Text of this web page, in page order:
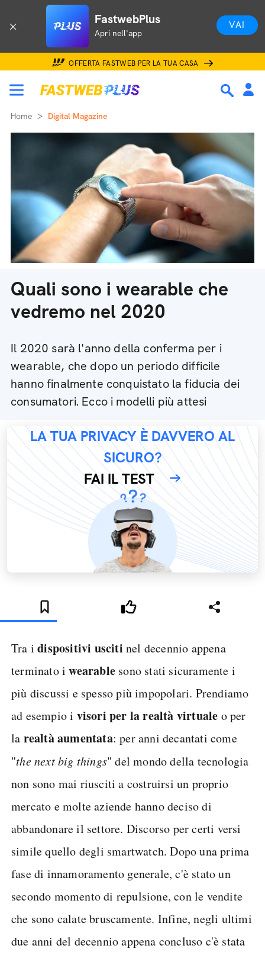
FastwebPlus
Apri nell'app
VAI
OFFERTA FASTWEB PER LA TUA CASA
Home Digital Magazine
Quali sono i wearable che
vedremo nel 2020
Il 2020 sarà l'anno della conferma per i
wearable, che dopo un periodo difficile
hanno finalmente conquistato la fiducia dei
consumatori. Ecco i modelli più attesi
LA TUA PRIVACY È DAVVERO AL
SICURO?
FAI IL TEST
Tra idispositivi usciti nel decennio appena
terminato iwearable sono stati sicuramente i
più discussi e spesso più impopolari. Prendiamo
ad esempio i visori per la realtà virtuale o per
la realtà aumentata: per anni decantati come
"the next big things" del mondo della tecnologia
non sono mai riusciti a costruirsi un proprio
mercato e molte aziende hanno deciso di
abbandonare il settore. Discorso per certi versi
simile quello degli smartwatch. Dopo una prima
fase di innamoramento generale, c'è stato un
secondo momento di repulsione, con le vendite
che sono calate bruscamente. Infine, negli ultimi
due anni del decennio appena concluso c'è stata